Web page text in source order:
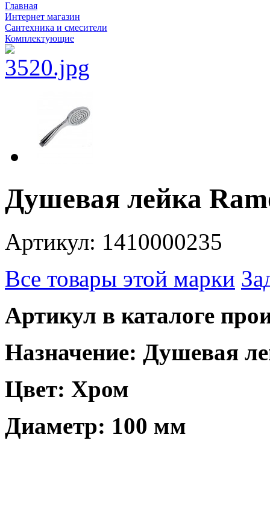
Главная
Интернет магазин
Сантехника и смесители
Комплектующие
Душевая лейка
Артикул: 1410000235
Все товары этой марки
Артикул в каталоге
Назначение: Душевая
Цвет: Хром
Диаметр: 100 мм